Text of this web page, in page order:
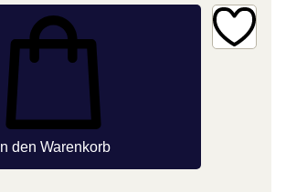
In den Warenkorb